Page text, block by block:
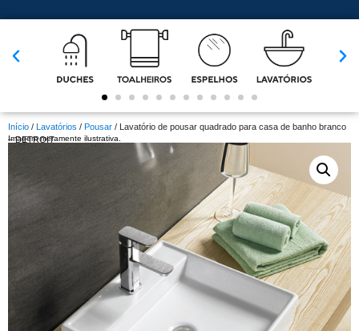
Início / Lavatórios / Pousar / Lavatório de pousar quadrado para casa de banho branco
– DETROIT
Imagem meramente ilustrativa.